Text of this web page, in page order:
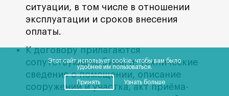
ситуации, в том числе в отношении
эксплуатации и сроков внесения
оплаты.
К договору прилагаются
сопутствующие бумаги: технические
сведения о помещении, описание
сооружений и участка, акт приёма-
Этот сайт использует cookie, чтобы вам было
удобнее им пользоваться.
Принять Узнать больше